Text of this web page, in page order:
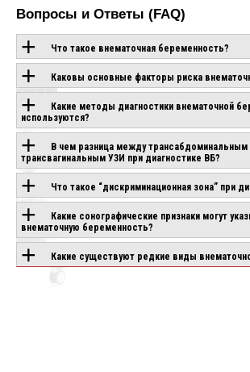
Вопросы и Ответы (FAQ)
Что такое внематочная беременность?
Каковы основные факторы риска
Какие методы диагностики внематочной
используются?
В чем разница между трансабдоминальным
трансвагинальным УЗИ при диагностике ВБ?
Что такое “дискриминационная зона” при
Какие сонографические признаки могут
внематочную беременность?
Какие существуют редкие виды
ОБОРУДОВАНИЕ С
ЭТОЙ
ТЕХНОЛОГИЕЙ
AIR
CANON APLIO
BEYOND
Под заказ